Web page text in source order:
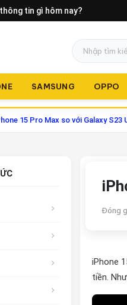
tin gì hôm nay?
SAMSUNG OPPO
15 Pro Max so với Galaxy
Đóng
iPhone
tiền.